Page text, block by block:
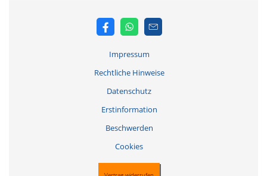
Impressum
Rechtliche Hinweise
Datenschutz
Erstinformation
Beschwerden
Cookies